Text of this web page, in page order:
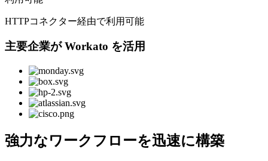
HTTPコネクター経由で利用可能
主要企業が Workato を活用
強力なワークフローを迅速に構築